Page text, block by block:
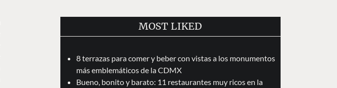
MOST LIKED
8 terrazas para comer y beber con vistas a los monumentos
más emblemáticos de la CDMX
Bueno, bonito y barato: 11 restaurantes muy ricos en la